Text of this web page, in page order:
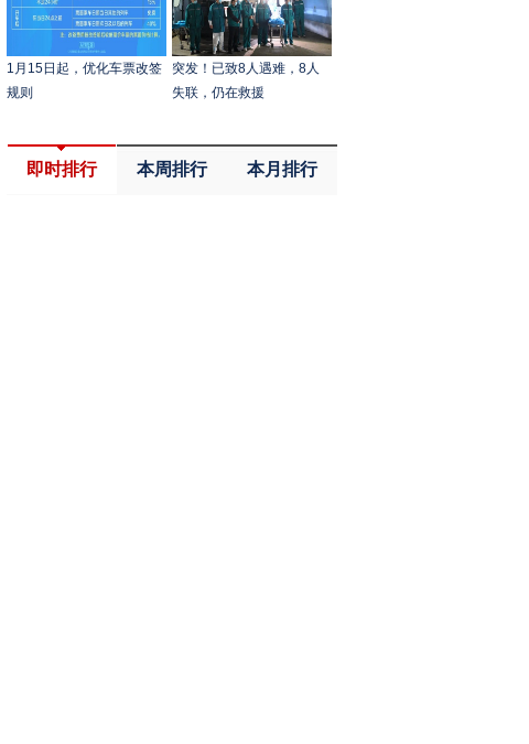
1月15日起，优化车票改签
规则
突发！已致8人遇难，8人
失联，仍在救援
即时排行 本周排行 本月排行